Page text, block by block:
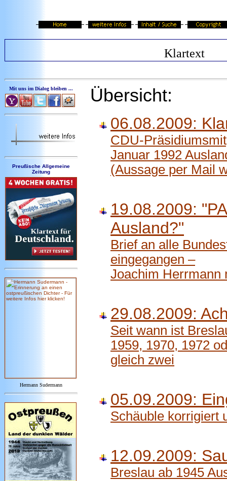
Klartext
Mit uns im Dialog bleiben ...
Preußische Allgemeine
Zeitung
Hermann Sudermann
Übersicht:
06.08.2009:
CDU-
Januar 1992
(Aussage per Mail
19.08.2009:
Ausland?"
Brief an alle
eingegangen –
Joachim Herrmann
29.08.2009:
Seit wann ist
1959, 1970, 1972
gleich zwei
05.09.2009:
Schäuble korrigiert
12.09.2009:
Breslau ab 1945